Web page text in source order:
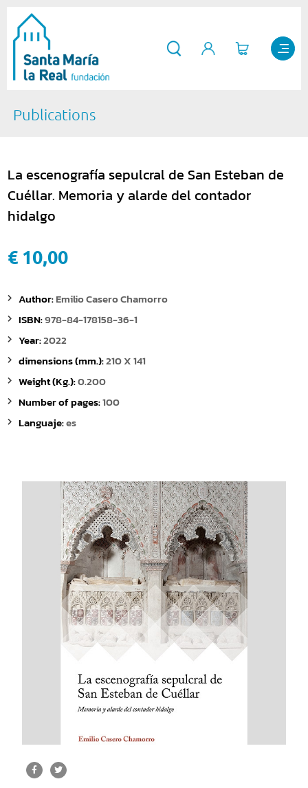
Publications
La escenografía sepulcral de San Esteban de
Cuéllar. Memoria y alarde del contador
hidalgo
€ 10,00
Author:Emilio Casero Chamorro
ISBN:978-84-178158-36-1
Year:2022
dimensions (mm.):210 X 141
Weight (Kg.):0.200
Number of pages:100
Languaje:es